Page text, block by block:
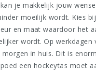
je makkelijk jouw
moeilijk wordt. Kies
en maat waardoor het
wordt. Op werkdagen
in huis. Dit is
een hockeytas moet